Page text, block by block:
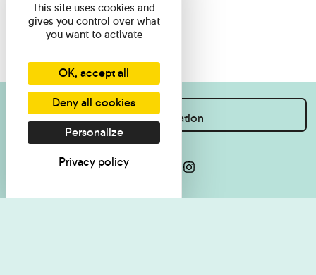
I want information
This site uses cookies and
gives you control over what
you want to activate
OK, accept all
Deny all cookies
Personalize
Privacy policy